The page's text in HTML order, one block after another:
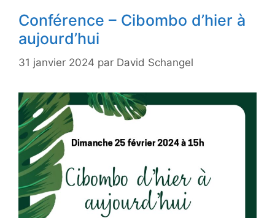
Conférence – Cibombo d’hier à
aujourd’hui
31 janvier 2024 par David Schangel